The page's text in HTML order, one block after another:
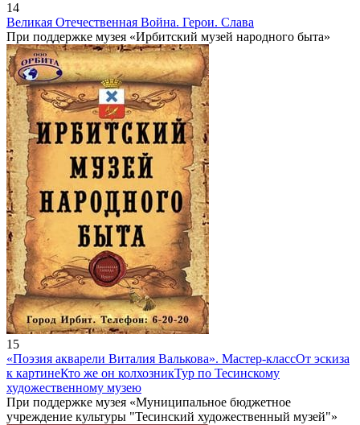
14
Великая Отечественная Война. Герои. Слава
При поддержке музея «Ирбитский музей народного быта»
15
«Поэзия акварели Виталия Валькова». Мастер-классОт эскиза
к картинеКто же он колхозникТур по Тесинскому
художественному музею
При поддержке музея «Муниципальное бюджетное
учреждение культуры "Тесинский художественный музей"»